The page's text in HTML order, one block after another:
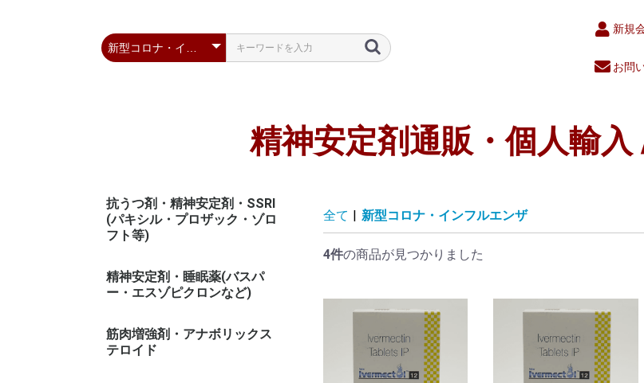
新規
お問
精神安定剤通販・個人輸
抗うつ剤・精神安定剤・SSRI
(パキシル・プロザック・ゾロ
フト等)
精神安定剤・睡眠薬(バスパ
ー・エスゾピクロンなど)
筋肉増強剤・アナボリックス
テロイド
全て 新型コロナ・インフルエンザ
4件の商品が見つかりました